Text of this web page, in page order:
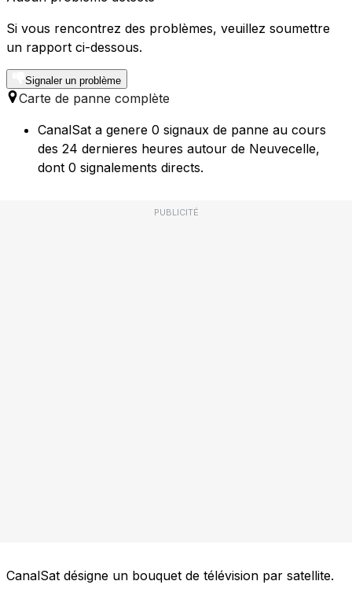
Si vous rencontrez des problèmes, veuillez soumettre
un rapport ci-dessous.
Signaler un problème
Carte de panne complète
CanalSat a genere 0 signaux de panne au cours
des 24 dernieres heures autour de Neuvecelle,
dont 0 signalements directs.
PUBLICITÉ
CanalSat désigne un bouquet de télévision par satellite.